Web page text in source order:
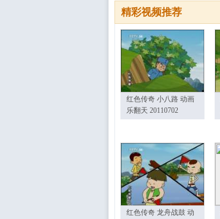
精彩视频推荐
红色传奇 小八路 动画
乐翻天 20110702
红色传奇 龙舟战鼓 动